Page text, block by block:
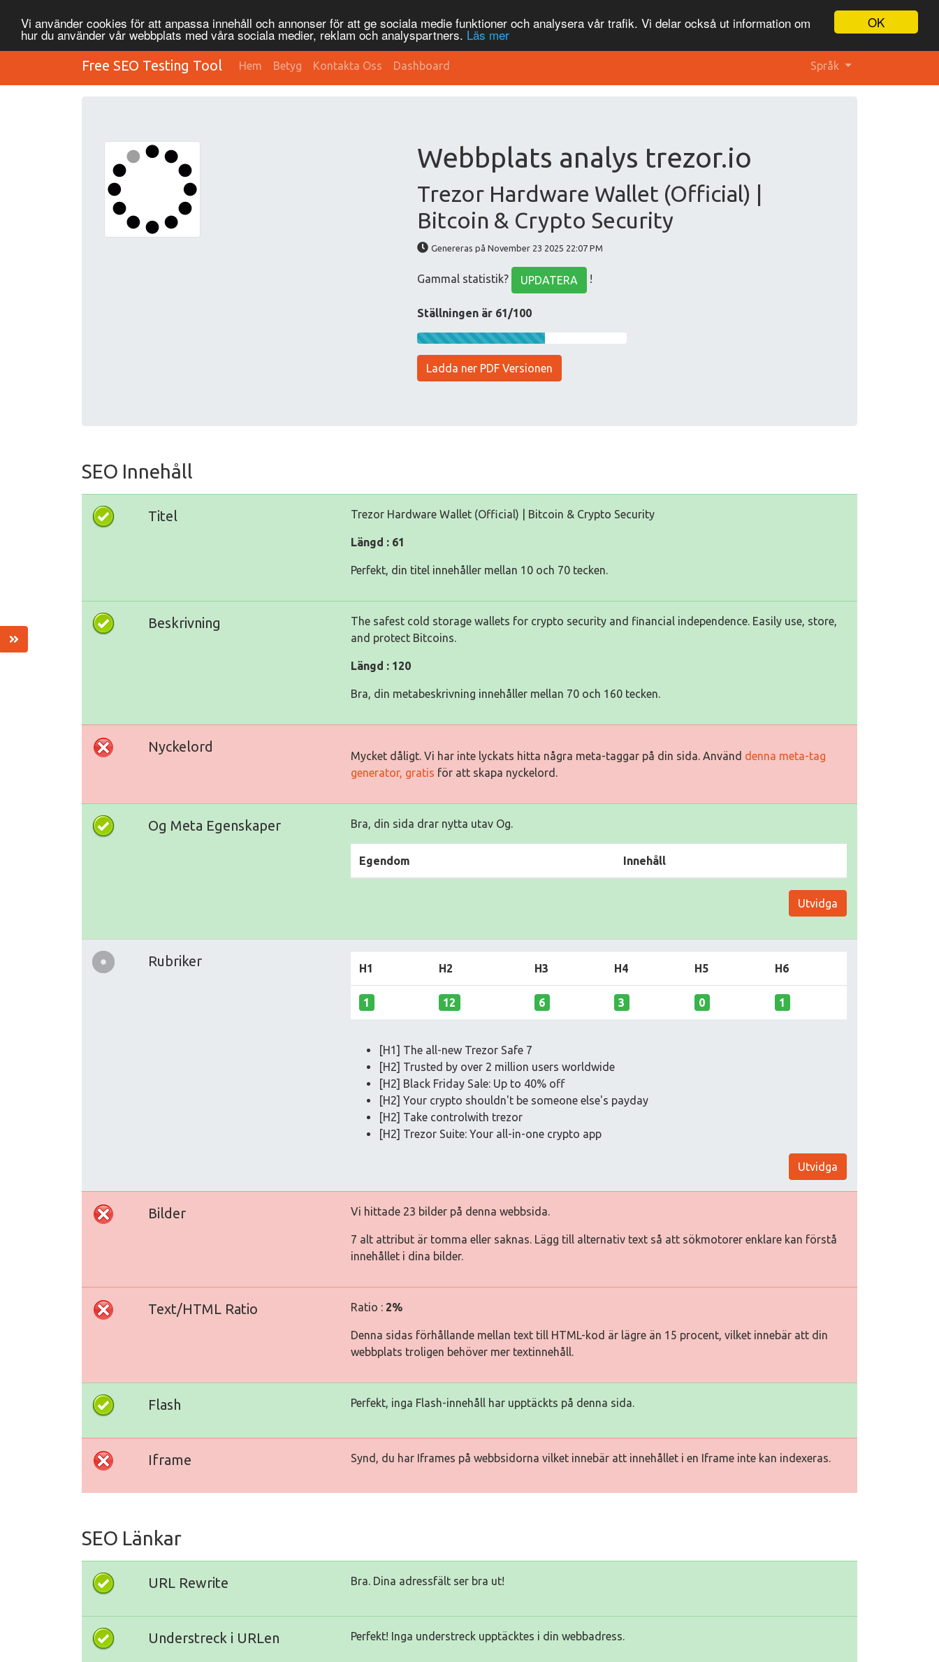
OK
Vi använder cookies för att anpassa innehåll och annonser för att ge sociala medie funktioner och analysera vår trafik. Vi delar också ut information om
hur du använder vår webbplats med våra sociala medier, reklam och analyspartners. Läs mer
Free SEO Testing Tool Hem Betyg Kontakta Oss Dashboard Språk
Webbplats analys trezor.io
Trezor Hardware Wallet (Official) |
Bitcoin & Crypto Security
Genereras på November 23 2025 22:07 PM
Gammal statistik? UPDATERA !
Ställningen är 61/100
Ladda ner PDF Versionen
SEO Innehåll
Titel Trezor Hardware Wallet (Official) | Bitcoin & Crypto Security
Längd : 61
Perfekt, din titel innehåller mellan 10 och 70 tecken.
Beskrivning
The safest cold storage wallets for crypto security and financial independence. Easily use, store,
and protect Bitcoins.
Längd : 120
Bra, din metabeskrivning innehåller mellan 70 och 160 tecken.
Nyckelord
Mycket dåligt. Vi har inte lyckats hitta några meta-taggar på din sida. Använd denna meta-tag
generator, gratis för att skapa nyckelord.
Og Meta Egenskaper Bra, din sida drar nytta utav Og.
Egendom Innehåll
Utvidga
Rubriker H1 H2 H3 H4 H5 H6
1 12 6 3 0 1
[H1] The all-new Trezor Safe 7
[H2] Trusted by over 2 million users worldwide
[H2] Black Friday Sale: Up to 40% off
[H2] Your crypto shouldn't be someone else's payday
[H2] Take controlwith trezor
[H2] Trezor Suite: Your all-in-one crypto app
Utvidga
Bilder Vi hittade 23 bilder på denna webbsida.
7 alt attribut är tomma eller saknas. Lägg till alternativ text så att sökmotorer enklare kan förstå
innehållet i dina bilder.
Text/HTML Ratio Ratio : 2%
Denna sidas förhållande mellan text till HTML-kod är lägre än 15 procent, vilket innebär att din
webbplats troligen behöver mer textinnehåll.
Flash Perfekt, inga Flash-innehåll har upptäckts på denna sida.
Iframe Synd, du har Iframes på webbsidorna vilket innebär att innehållet i en Iframe inte kan indexeras.
SEO Länkar
URL Rewrite Bra. Dina adressfält ser bra ut!
Understreck i URLen Perfekt! Inga understreck upptäcktes i din webbadress.